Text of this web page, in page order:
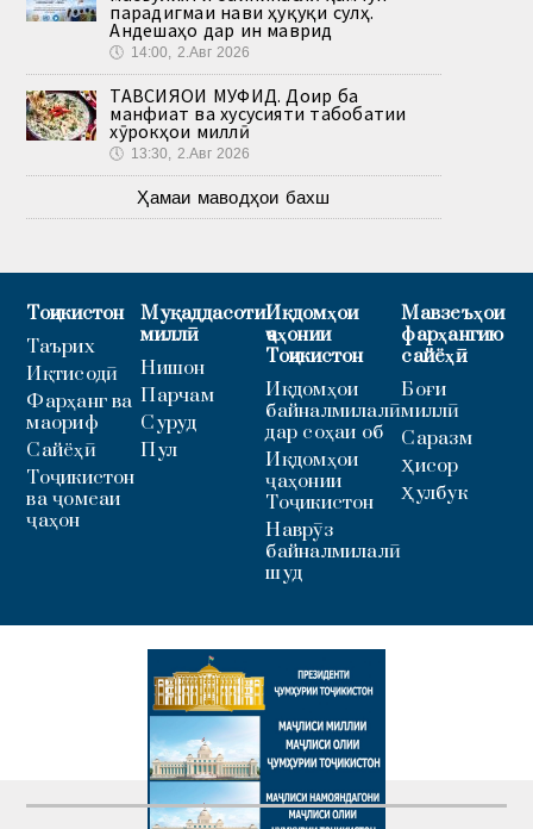
парадигмаи нави ҳуқуқи сулҳ.
Андешаҳо дар ин маврид
🕔 14:00, 2.Авг 2026
ТАВСИЯҲОИ МУФИД. Доир ба
манфиат ва хусусияти табобатии
хӯрокҳои миллӣ
🕔 13:30, 2.Авг 2026
Ҳамаи маводҳои бахш
Тоҷикистон
Таърих
Иқтисодӣ
Фарҳанг ва
маориф
Сайёҳӣ
Тоҷикистон
ва ҷомеаи
ҷаҳон
Муқаддасоти
миллӣ
Нишон
Парчам
Суруд
Пул
Иқдомҳои
ҷаҳонии
Тоҷикистон
Иқдомҳои
байналмилалӣ
дар соҳаи об
Иқдомҳои
ҷаҳонии
Тоҷикистон
Наврӯз
байналмилалӣ
шуд
Мавзеъҳои
фарҳангию
сайёҳӣ
Боғи
миллӣ
Саразм
Ҳисор
Ҳулбук